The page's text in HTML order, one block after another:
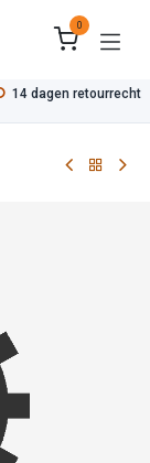
0
14 dagen retourrecht